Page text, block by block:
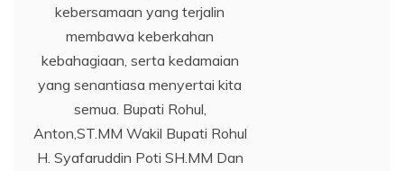
kebersamaan yang terjalin
membawa keberkahan
kebahagiaan, serta kedamaian
yang senantiasa menyertai kita
semua. Bupati Rohul,
Anton,ST.MM Wakil Bupati Rohul
H. Syafaruddin Poti SH.MM Dan